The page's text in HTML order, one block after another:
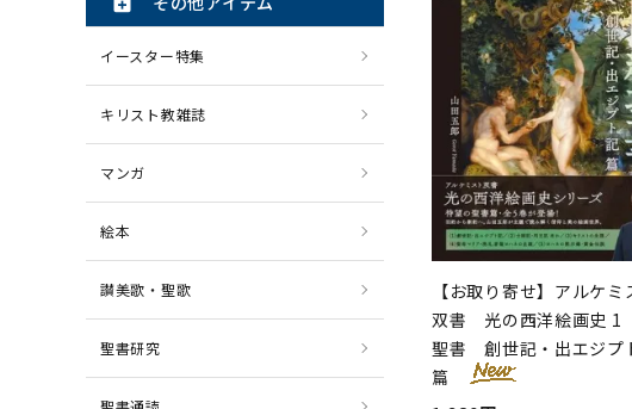
【お取り寄せ】アルケミ
双書 光の西洋絵画史
聖書 創世記・出エジプ
篇
イースター特集
キリスト教雑誌
マンガ
絵本
讃美歌・聖歌
聖書研究